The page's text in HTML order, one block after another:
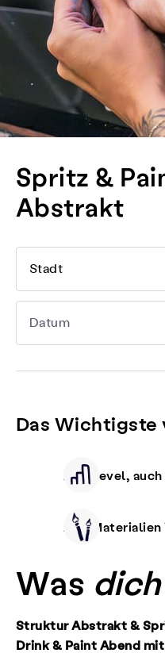
Spritz &
Abstrakt
Stadt
Datum
Das Wichtigste
Alle Level,
Alle
Was dich
Struktur Abstrakt &
Drink & Paint Abend